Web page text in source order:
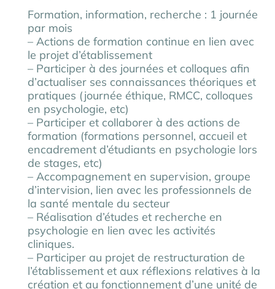
Formation, information, recherche : 1 journée
par mois
– Actions de formation continue en lien avec
le projet d’établissement
– Participer à des journées et colloques afin
d’actualiser ses connaissances théoriques et
pratiques (journée éthique, RMCC, colloques
en psychologie, etc)
– Participer et collaborer à des actions de
formation (formations personnel, accueil et
encadrement d’étudiants en psychologie lors
de stages, etc)
– Accompagnement en supervision, groupe
d’intervision, lien avec les professionnels de
la santé mentale du secteur
– Réalisation d’études et recherche en
psychologie en lien avec les activités
cliniques.
– Participer au projet de restructuration de
l’établissement et aux réflexions relatives à la
création et au fonctionnement d’une unité de